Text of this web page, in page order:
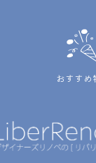
おすすめ